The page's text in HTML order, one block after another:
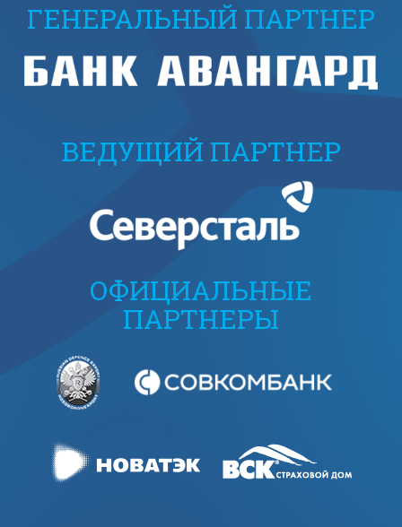
ГЕНЕРАЛЬНЫЙ ПАРТНЕР
ВЕДУЩИЙ ПАРТНЕР
ОФИЦИАЛЬНЫЕ
ПАРТНЕРЫ